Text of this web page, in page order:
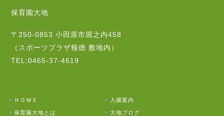
保育園大地
〒250-0853 小田原市堀之内458
（スポーツプラザ報徳 敷地内）
TEL:0465-37-4619
ＨＯＭＥ
保育園大地とは
入園案内
大地ブログ